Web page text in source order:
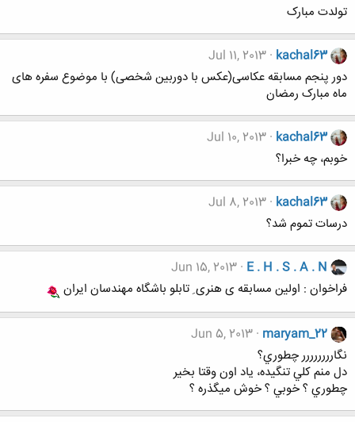
تولدت مبارک
kachal63
Jul 11, 2013
دور پنجم مسابقه عکاسی(عکس با دوربین شخصی) با موضوع سفره های
ماه مبارک رمضان
kachal63
Jul 10, 2013
خوبم، چه خبرا؟
kachal63
Jul 8, 2013
درسات تموم شد؟
E . H . S . A . N
Jun 15, 2013
فراخوان : اولین مسابقه ی هنری ِ تابلو باشگاه مهندسان ایران
maryam_22
Jun 5, 2013
نگارررررررر چطوري؟
دل منم كلي تنگيده، ياد اون وقتا بخير
چطوري ؟ خوبي ؟ خوش ميگذره ؟